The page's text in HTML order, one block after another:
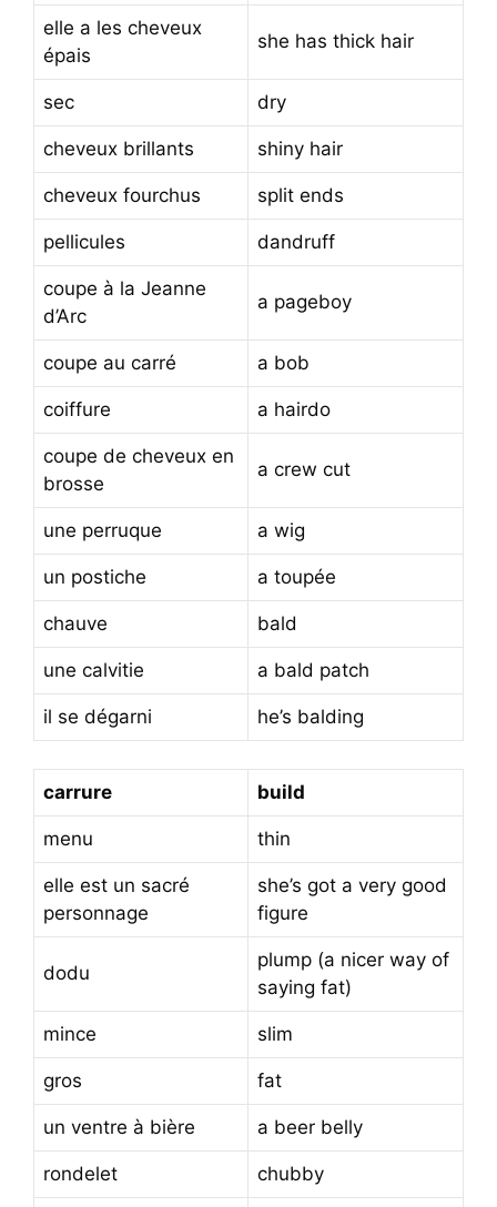
elle a les cheveux
épais
she has thick hair
sec dry
cheveux brillants shiny hair
cheveux fourchus split ends
pellicules dandruff
coupe à la Jeanne
d’Arc
a pageboy
coupe au carré a bob
coiffure a hairdo
coupe de cheveux en
brosse
a crew cut
une perruque a wig
un postiche a toupée
chauve bald
une calvitie a bald patch
il se dégarni he’s balding
carrure build
menu thin
elle est un sacré
personnage
she’s got a very good
figure
dodu
plump (a nicer way of
saying fat)
mince slim
gros fat
un ventre à bière a beer belly
rondelet chubby